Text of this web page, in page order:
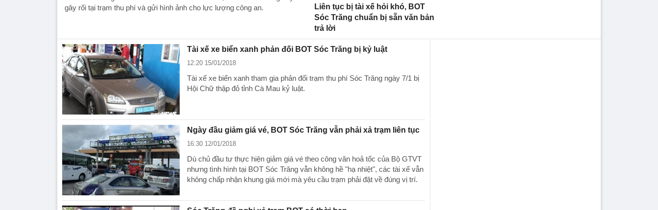
gây rối tại trạm thu phí và gửi hình ảnh cho lực lượng công an.
Liên tục bị tài xế hỏi khó, BOT
Sóc Trăng chuẩn bị sẵn văn bản
trả lời
Tài xế xe biển xanh phản đối BOT Sóc Trăng bị kỷ luật
12:20 15/01/2018
Tài xế xe biển xanh tham gia phản đối trạm thu phí Sóc Trăng ngày 7/1 bị
Hội Chữ thập đỏ tỉnh Cà Mau kỷ luật.
Ngày đầu giảm giá vé, BOT Sóc Trăng vẫn phải xả trạm liên tục
16:30 12/01/2018
Dù chủ đầu tư thực hiện giảm giá vé theo công văn hoả tốc của Bộ GTVT
nhưng tình hình tại BOT Sóc Trăng vẫn không hề "hạ nhiệt", các tài xế vẫn
không chấp nhận khung giá mới mà yêu cầu trạm phải đặt về đúng vị trí.